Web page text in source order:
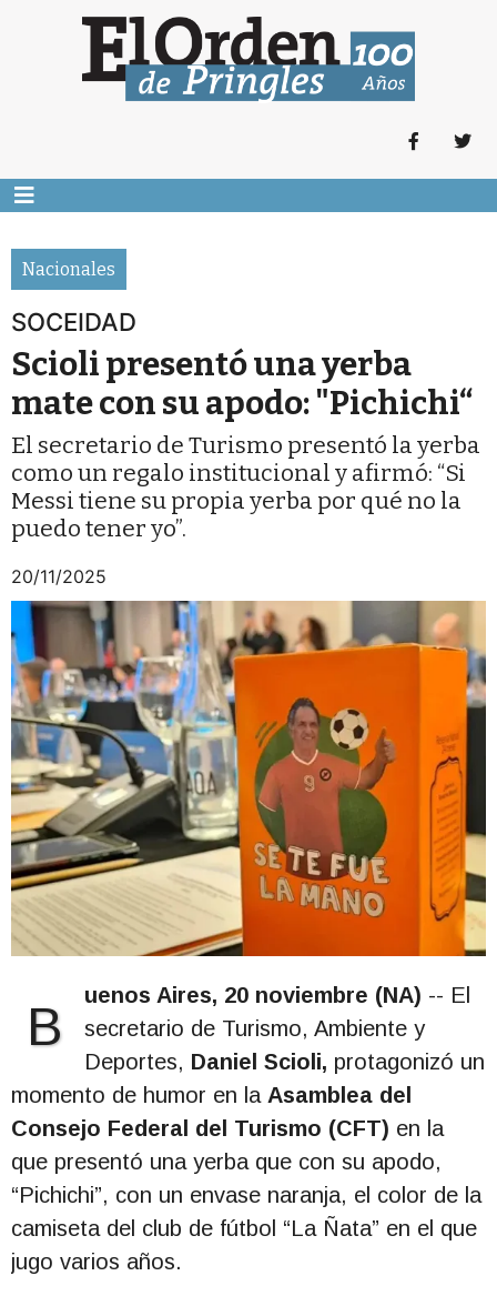
Nacionales
SOCEIDAD
Scioli presentó una yerba
mate con su apodo: "Pichichi“
El secretario de Turismo presentó la yerba
como un regalo institucional y afirmó: “Si
Messi tiene su propia yerba por qué no la
puedo tener yo”.
20/11/2025
B
uenos Aires, 20 noviembre (NA) -- El
secretario de Turismo, Ambiente y
Deportes, Daniel Scioli, protagonizó un
momento de humor en la Asamblea del
Consejo Federal del Turismo (CFT) en la
que presentó una yerba que con su apodo,
“Pichichi”, con un envase naranja, el color de la
camiseta del club de fútbol “La Ñata” en el que
jugo varios años.